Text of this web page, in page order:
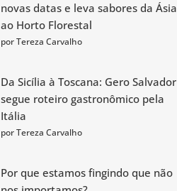
novas datas e leva sabores da Ásia
ao Horto Florestal
por Tereza Carvalho
Da Sicília à Toscana: Gero Salvador
segue roteiro gastronômico pela
Itália
por Tereza Carvalho
Por que estamos fingindo que não